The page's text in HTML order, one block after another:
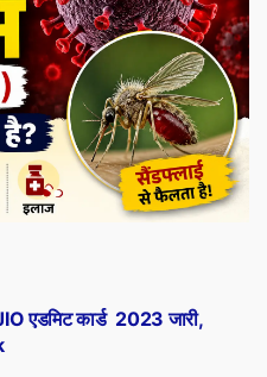
एडमिट कार्ड 2023 जारी,